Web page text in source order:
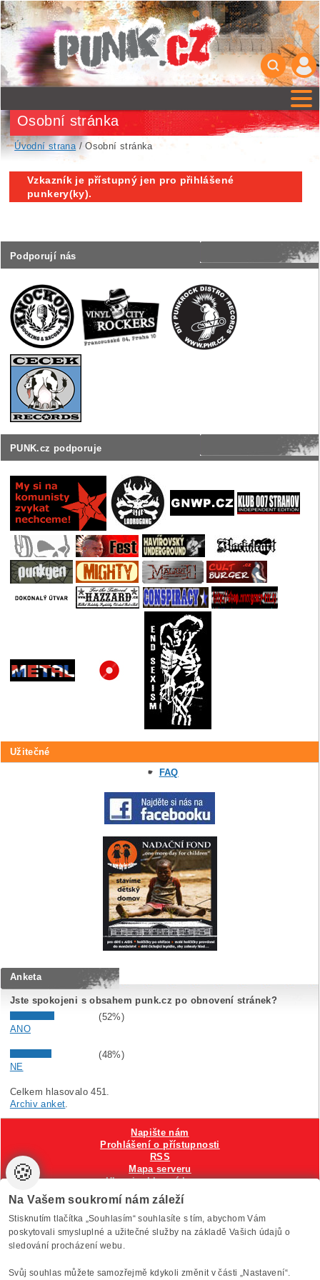
Podporují nás
PUNK.cz podporuje
Osobní stránka
Úvodní strana/ Osobní stránka
Užitečné
FAQ
Vzkazník je přístupný jen pro přihlášené
punkery(ky).
Anketa
Jste spokojeni s obsahem punk.cz po obnovení stránek?
(52%)
ANO
(48%)
NE
Celkem hlasovalo 451.
Archiv anket.
VytvořiloAnawe , provozuje Anawe a Špína
Napište nám
Prohlášení o přístupnosti
RSS
Mapa serveru
Hlavni reklamní banner
Nastavení cookies
🍪
Na Vašem soukromí nám záleží
Stisknutím tlačítka „Souhlasím“ souhlasíte s tím, abychom Vám
poskytovali smysluplné a užitečné služby na základě Vašich údajů o
sledování procházení webu.
Svůj souhlas můžete samozřejmě kdykoli změnit v části „Nastavení“.